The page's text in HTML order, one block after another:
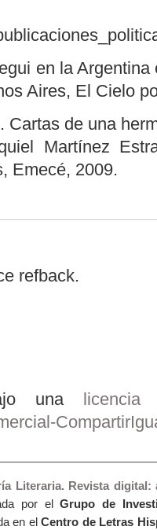
en la
Aires, El Cielo
Cartas de una
Martínez
Emecé, 2009.
refback.
una licencia
Literaria. Revista
por elGrupo de
en elCentro de Letras